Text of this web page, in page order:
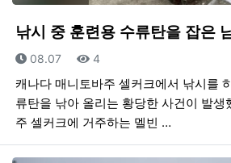
낚시 중 훈련용 수류탄을 잡은
등록일
08.07 조회
4
캐나다 매니토바주 셀커크에서 낚시를
류탄을 낚아 올리는 황당한 사건이 발생
주 셀커크에 거주하는 멜빈 …